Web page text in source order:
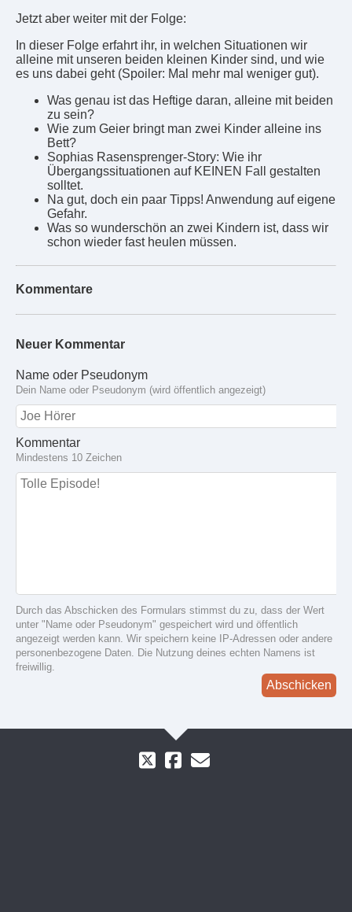
Jetzt aber weiter mit der Folge:
In dieser Folge erfahrt ihr, in welchen Situationen wir
alleine mit unseren beiden kleinen Kinder sind, und wie
es uns dabei geht (Spoiler: Mal mehr mal weniger gut).
Was genau ist das Heftige daran, alleine mit beiden
zu sein?
Wie zum Geier bringt man zwei Kinder alleine ins
Bett?
Sophias Rasensprenger-Story: Wie ihr
Übergangssituationen auf KEINEN Fall gestalten
solltet.
Na gut, doch ein paar Tipps! Anwendung auf eigene
Gefahr.
Was so wunderschön an zwei Kindern ist, dass wir
schon wieder fast heulen müssen.
Kommentare
Neuer Kommentar
Name oder Pseudonym
Dein Name oder Pseudonym (wird öffentlich angezeigt)
Kommentar
Mindestens 10 Zeichen
Durch das Abschicken des Formulars stimmst du zu, dass der Wert
unter "Name oder Pseudonym" gespeichert wird und öffentlich
angezeigt werden kann. Wir speichern keine IP-Adressen oder andere
personenbezogene Daten. Die Nutzung deines echten Namens ist
freiwillig.
Abschicken